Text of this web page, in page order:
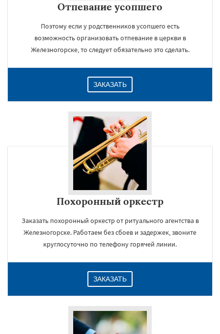
Отпевание усопшего
Поэтому если у родственников усопшего есть
возможность организовать отпевание в церкви в
Железногорске, то следует обязательно это сделать.
ЗАКАЗАТЬ
Похоронный оркестр
Заказать похоронный оркестр от ритуального агентства в
Железногорске. Работаем без сбоев и задержек, звоните
круглосуточно по телефону горячей линии.
ЗАКАЗАТЬ